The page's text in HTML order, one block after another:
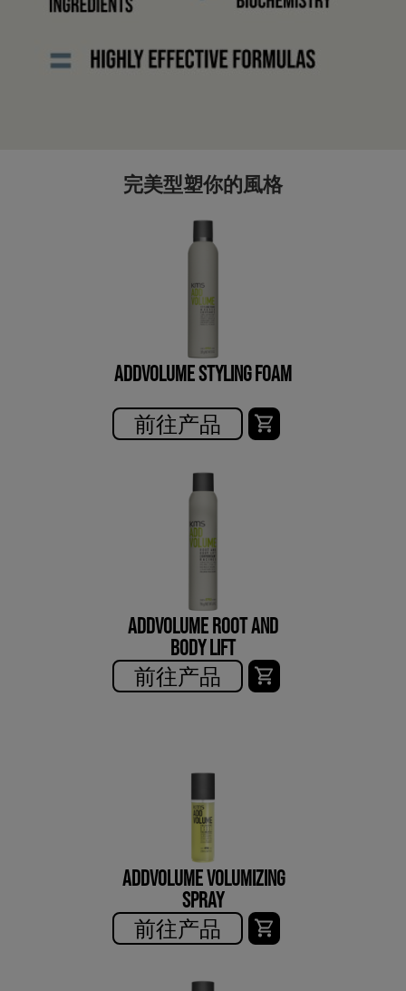
完美型塑你的風格
ADDVOLUME STYLING FOAM
前往产品
ADDVOLUME ROOT AND
BODY LIFT
前往产品
ADDVOLUME VOLUMIZING
SPRAY
前往产品